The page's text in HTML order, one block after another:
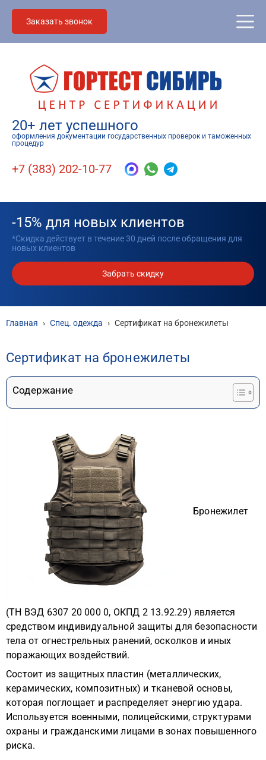
Заказать звонок
20+ лет успешного
оформления документации государственных проверок и таможенных
процедур
+7 (383) 202-10-77
-15% для новых клиентов
*Скидка действует в течение 30 дней после обращения для
новых клиентов
Забрать скидку
Главная › Спец. одежда › Сертификат на бронежилеты
Сертификат на бронежилеты
Содержание
Бронежилет
(ТН ВЭД 6307 20 000 0, ОКПД 2 13.92.29) является
средством индивидуальной защиты для безопасности
тела от огнестрельных ранений, осколков и иных
поражающих воздействий.
Состоит из защитных пластин (металлических,
керамических, композитных) и тканевой основы,
которая поглощает и распределяет энергию удара.
Используется военными, полицейскими, структурами
охраны и гражданскими лицами в зонах повышенного
риска.